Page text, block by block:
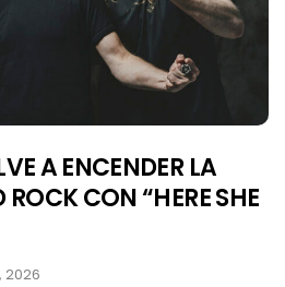
A ENCENDER LA
CON “HERE SHE
2026